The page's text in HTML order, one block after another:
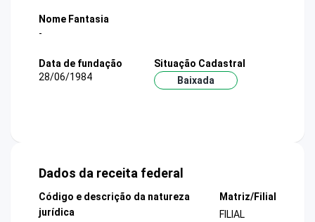
Nome Fantasia
-
Data de fundação
28/06/1984
Situação Cadastral
Baixada
Dados da receita federal
Código e descrição da natureza
jurídica
Matriz/Filial
FILIAL